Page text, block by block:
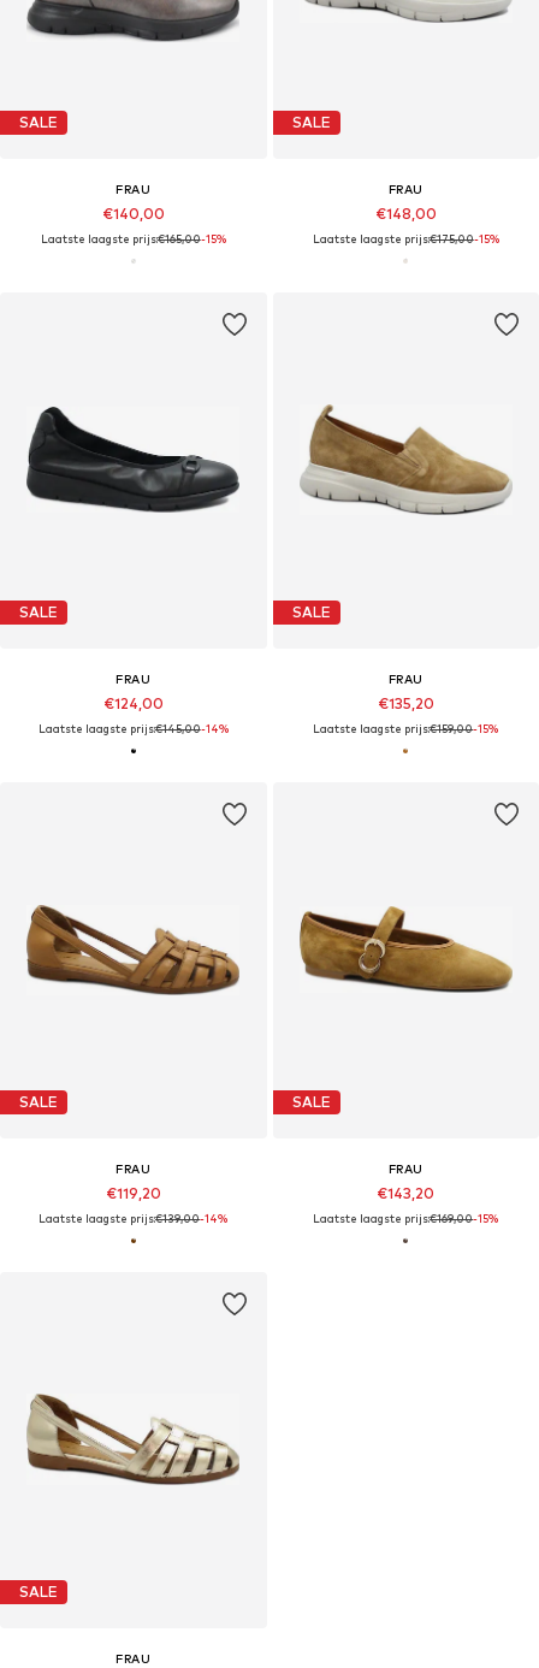
SALE
FRAU
€140,00
Laatste laagste prijs:€165,00-15%
SALE
FRAU
€148,00
Laatste laagste prijs:€175,00-15%
SALE
FRAU
€124,00
Laatste laagste prijs:€145,00-14%
SALE
FRAU
€135,20
Laatste laagste prijs:€159,00-15%
SALE
FRAU
€119,20
Laatste laagste prijs:€139,00-14%
SALE
FRAU
€143,20
Laatste laagste prijs:€169,00-15%
SALE
FRAU